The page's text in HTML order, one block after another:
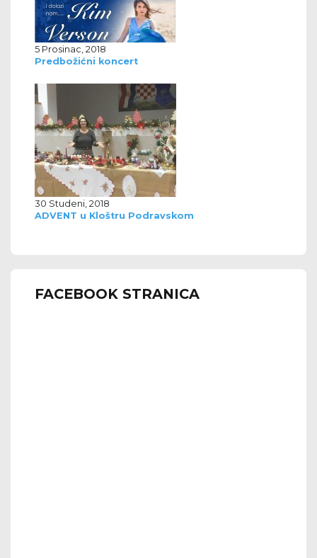
5 Prosinac, 2018
Predbožićni koncert
30 Studeni, 2018
ADVENT u Kloštru Podravskom
FACEBOOK STRANICA